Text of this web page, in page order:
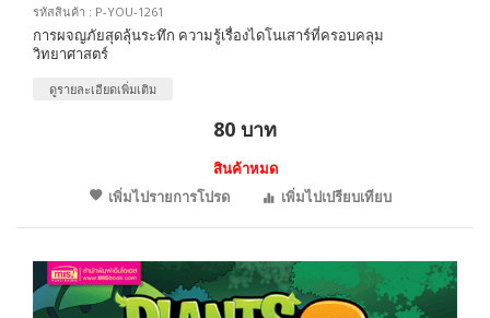
รหัสสินค้า : P-YOU-1261
การผจญภัยสุดลุ้นระทึก ความรู้เรื่องไดโนเสาร์ที่ครอบคลุม
วิทยาศาสตร์
ดูรายละเอียดเพิ่มเติม
80 บาท
สินค้าหมด
เพิ่มไปรายการโปรด
เพิ่มไปเปรียบเทียบ